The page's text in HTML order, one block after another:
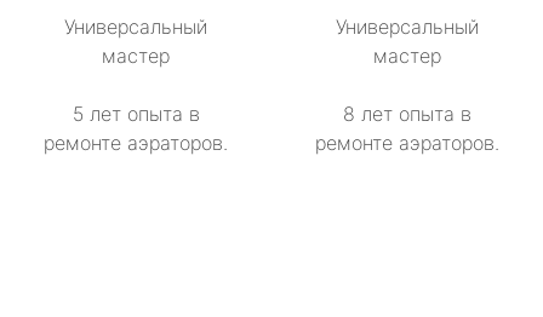
Универсальный
мастер
5 лет опыта в
ремонте аэраторов.
Универсальный
мастер
8 лет опыта в
ремонте аэраторов.